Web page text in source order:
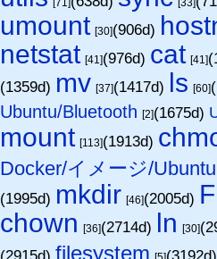
[71] [33]
umount [30](906d)
netstat [41](976d) cat [41]
(1359d) mv [37](1417d) ls [60]
Ubuntu/Bluetooth [2](1675d)
mount [113](1913d)
Docker/イメージ/Ubuntu
(1995d) mkdir [46](2005d)
chown [36](2714d) ln [30]
filesystem